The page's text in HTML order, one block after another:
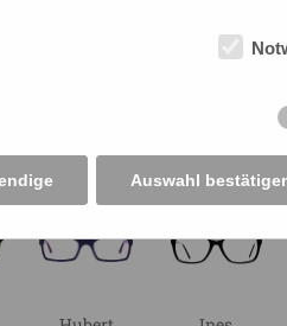
Auswahl